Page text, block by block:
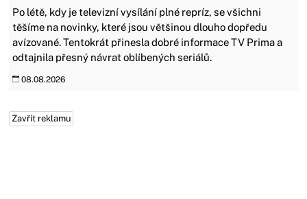
Po létě, kdy je televizní vysílání plné repríz, se všichni
těšíme na novinky, které jsou většinou dlouho dopředu
avízované. Tentokrát přinesla dobré informace TV Prima a
odtajnila přesný návrat oblíbených seriálů.
08.08.2026
Zavřít reklamu